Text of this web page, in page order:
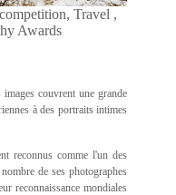
Travel ,
Awards
couvrent une grande
à des portraits intimes
reconnus comme l'un des
de ses photographes
reconnaissance mondiales